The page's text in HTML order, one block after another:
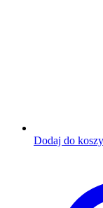
Dodaj do